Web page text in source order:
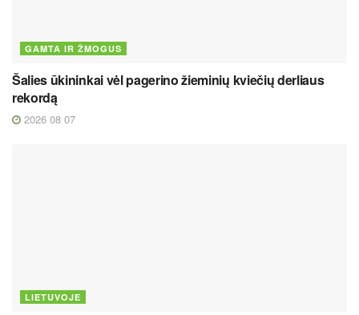
GAMTA IR ŽMOGUS
Šalies ūkininkai vėl pagerino žieminių kviečių derliaus
rekordą
2026 08 07
LIETUVOJE